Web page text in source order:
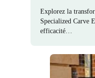
Explorez la
Specialized Carve
efficacité…